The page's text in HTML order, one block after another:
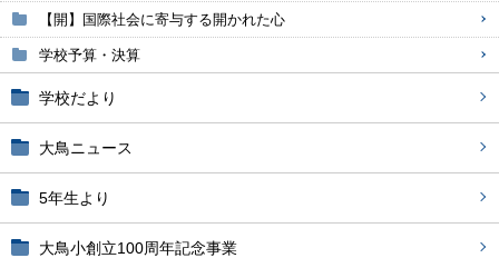
【開】国際社会に寄与する開かれた心
学校予算・決算
学校だより
大鳥ニュース
5年生より
大鳥小創立100周年記念事業